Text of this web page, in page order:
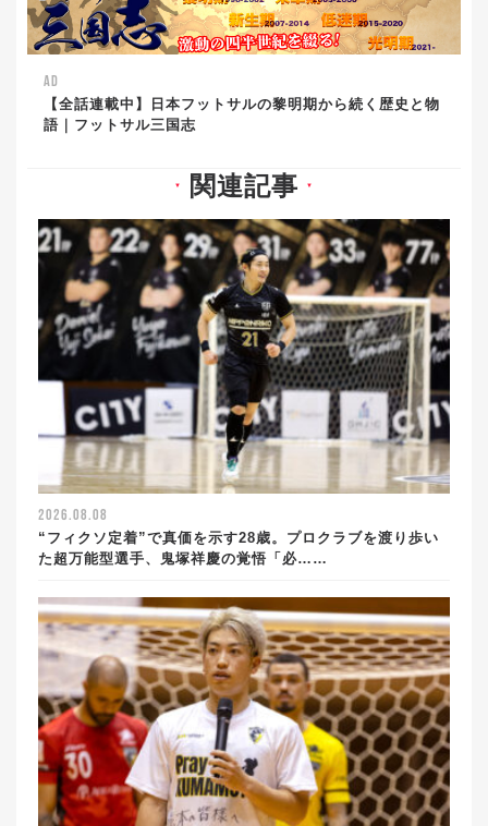
AD
【全話連載中】日本フットサルの黎明期から続く歴史と物
語｜フットサル三国志
▼ 関連記事 ▼
2026.08.08
“フィクソ定着”で真価を示す28歳。プロクラブを渡り歩い
た超万能型選手、鬼塚祥慶の覚悟「必……